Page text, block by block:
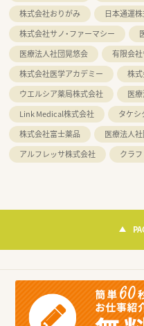
株式会社おりがみ
日本通運
株式会社サノ・ファーマシー
医療法人社団晃悠会
有限会
株式会社医学アカデミー
株
ウエルシア薬局株式会社
医
Link Medical株式会社
タケ
株式会社富士薬品
医療法人
アルフレッサ株式会社
クラ